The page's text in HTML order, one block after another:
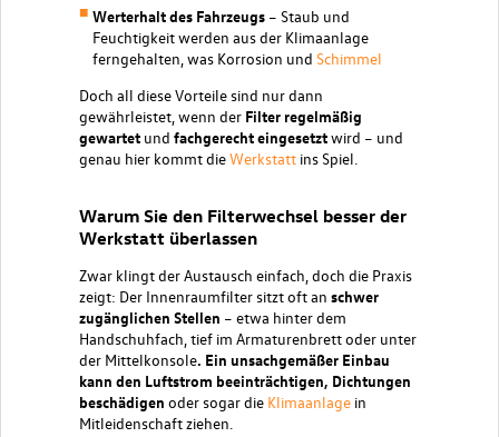
Werterhalt des Fahrzeugs – Staub und
Feuchtigkeit werden aus der Klimaanlage
ferngehalten, was Korrosion und Schimmel
Doch all diese Vorteile sind nur dann
gewährleistet, wenn der Filter regelmäßig
gewartet und fachgerecht eingesetztwird – und
genau hier kommt dieWerkstatt ins Spiel.
Warum Sie den Filterwechsel besser der
Werkstatt überlassen
Zwar klingt der Austausch einfach, doch die Praxis
zeigt: Der Innenraumfilter sitzt oft an schwer
zugänglichen Stellen – etwa hinter dem
Handschuhfach, tief im Armaturenbrett oder unter
der Mittelkonsole . Ein unsachgemäßer Einbau
kann den Luftstrom beeinträchtigen, Dichtungen
beschädigen oder sogar die Klimaanlage in
Mitleidenschaft ziehen.